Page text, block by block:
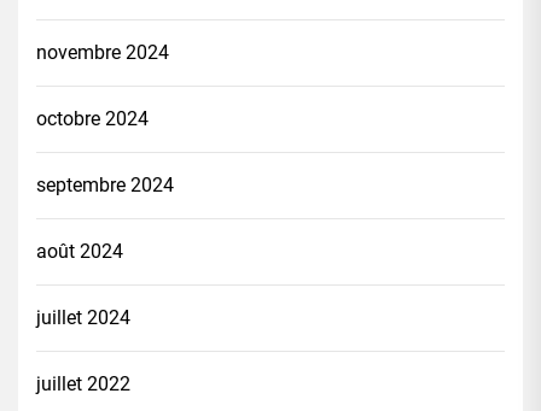
novembre 2024
octobre 2024
septembre 2024
août 2024
juillet 2024
juillet 2022